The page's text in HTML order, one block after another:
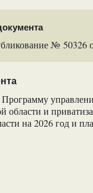
№ 50326
области и
на 2026 год и